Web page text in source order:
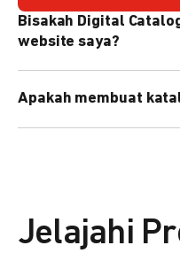
Bisakah Digital
website saya?
atau menyematkan QR
Apakah membuat
Jelajahi